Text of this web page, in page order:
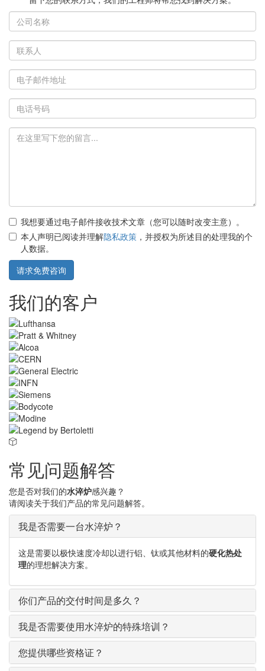
我想要通过电子邮件接收技术文章（您可以随时改变主意）。
本人声明已阅读并理解隐私政策 ，并授权为所述目的处理我的个
人数据。
请求免费咨询
我们的客户
常见问题解答
您是否对我们的水淬炉感兴趣？
请阅读关于我们产品的常见问题解答。
我是否需要一台水淬炉？
这是需要以极快速度冷却以进行铝、钛或其他材料的硬化热处
理的理想解决方案。
你们产品的交付时间是多久？
我是否需要使用水淬炉的特殊培训？
您提供哪些资格证？